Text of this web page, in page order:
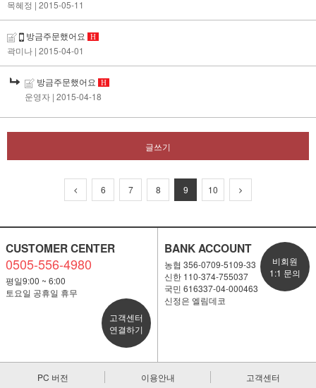
목혜정 | 2015-05-11
방금주문했어요 H
곽미나 | 2015-04-01
방금주문했어요 H
운영자 | 2015-04-18
글쓰기
6 7 8 9 10
CUSTOMER CENTER
0505-556-4980
평일9:00 ~ 6:00
토요일 공휴일 휴무
고객센터
연결하기
BANK ACCOUNT
농협 356-0709-5109-33
신한 110-374-755037
국민 616337-04-000463
신정은 엘림데코
비회원
1:1 문의
PC 버전 이용안내 고객센터